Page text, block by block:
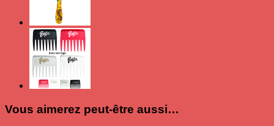
Vous aimerez peut-être aussi…